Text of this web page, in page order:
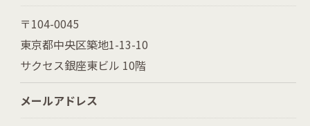
〒104-0045
東京都中央区築地1-13-10
サクセス銀座東ビル 10階
メールアドレス